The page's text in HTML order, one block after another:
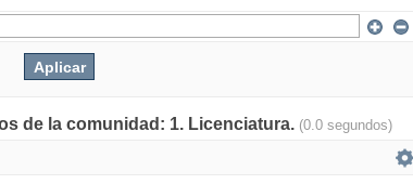
de la comunidad: 1. Licenciatura. (0.0 segundos)